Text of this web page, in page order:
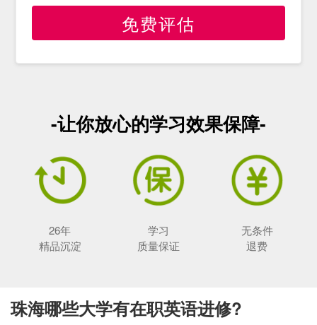
免费评估
-让你放心的学习效果保障-
26年
精品沉淀
学习
质量保证
无条件
退费
珠海哪些大学有在职英语进修?